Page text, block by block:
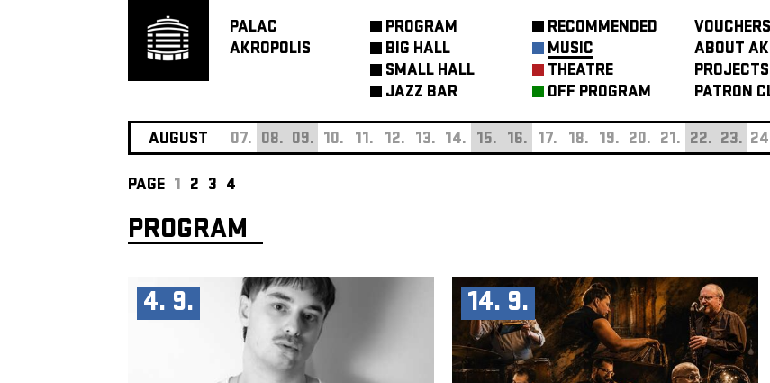
PALAC
AKROPOLIS
PROGRAM
BIG HALL
SMALL HALL
JAZZ BAR
RECOMMENDED
MUSIC
THEATRE
OFF PROGRAM
VOUCHERS
ABOUT
PROJECTS
PATRON
AUGUST 07. 08. 09. 10. 11. 12. 13. 14. 15. 16. 17. 18. 19. 20. 21. 22. 23.
PAGE 1 2 3 4
PROGRAM
4. 9. 14. 9.